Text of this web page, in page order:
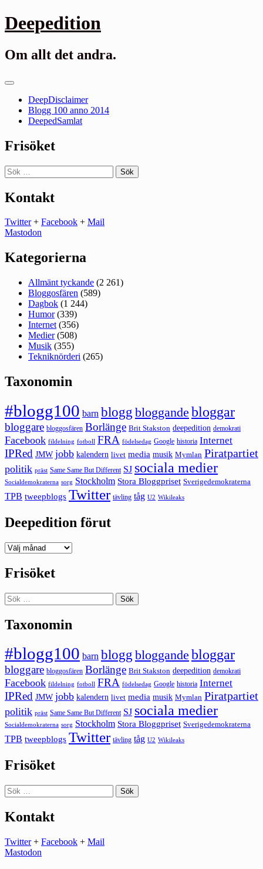
Gå
till
Deepedition
Om allt det andra.
Primär
DeepDisclaimer
Blogg 100 anno 2014
DeepedSamlat
Frisöket
Sök
efter:
Kontakt
Twitter+ Facebook + Mail
Mastodon
Kategorierna
Allmänt tyckande (2 261)
Bloggosfären (589)
Dagbok (1 244)
Humor(339)
Internet (356)
Medier(508)
Musik (355)
Tekniknörderi (265)
Taxonomin
#blogg100 barn blogg bloggande bloggar
bloggare bloggosfären Borlänge Brit Stakston deepedition demokrati
Facebook fildelning fotboll FRA födelsedag Google historia Internet
IPRed JMW jobb kalendern livet media musik Mymlan Piratpartiet
politik präst Same Same But Different SJ sociala medier
Socialdemokraterna sorg Stockholm Stora Bloggpriset Sverigedemokraterna
TPB tweepblogs Twitter tävling tåg U2 Wikileaks
Deepedition förut
Deepedition
Frisöket
Sök
efter:
Taxonomin
#blogg100 barn blogg bloggande bloggar
bloggare bloggosfären Borlänge Brit Stakston deepedition demokrati
Facebook fildelning fotboll FRA födelsedag Google historia Internet
IPRed JMW jobb kalendern livet media musik Mymlan Piratpartiet
politik präst Same Same But Different SJ sociala medier
Socialdemokraterna sorg Stockholm Stora Bloggpriset Sverigedemokraterna
TPB tweepblogs Twitter tävling tåg U2 Wikileaks
Frisöket
Sök
efter:
Kontakt
Twitter+ Facebook + Mail
Mastodon